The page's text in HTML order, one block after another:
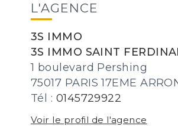
L'AGENCE
3S IMMO
3S IMMO SAINT
1 boulevard Pershing
75017 PARIS 17EME
Tél : 0145729922
Voir le profil de l'agence